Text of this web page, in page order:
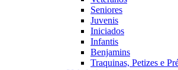
Seniores
Juvenis
Iniciados
Infantis
Benjamins
Traquinas, Petizes e